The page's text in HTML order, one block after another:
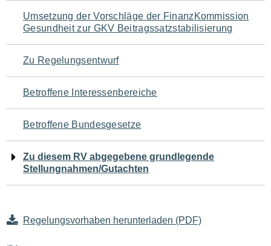
Navigation
für
den
Seiteninhalt
Umsetzung der Vorschläge der FinanzKommission
Gesundheit zur GKV Beitragssatzstabilisierung
Zu Regelungsentwurf
Betroffene Interessenbereiche
Betroffene Bundesgesetze
Zu diesem RV abgegebene grundlegende
Stellungnahmen/Gutachten
Regelungsvorhaben herunterladen (PDF)